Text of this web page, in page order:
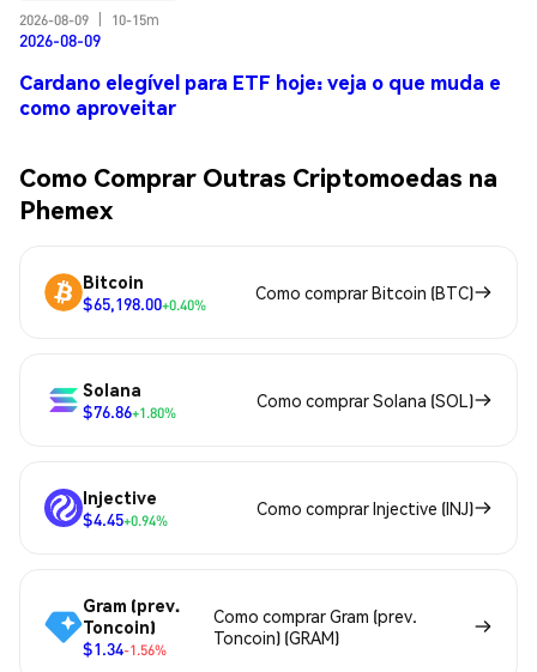
2026-08-09
10-15m
2026-08-09
Cardano elegível para ETF hoje: veja o que muda e
como aproveitar
Como Comprar Outras Criptomoedas na
Phemex
Bitcoin
$65,198.00+0.40%
Como comprar Bitcoin (BTC)
Solana
$76.86+1.80%
Como comprar Solana (SOL)
Injective
$4.45+0.94%
Como comprar Injective (INJ)
Gram (prev.
Toncoin)
$1.34-1.56%
Como comprar Gram (prev.
Toncoin) (GRAM)